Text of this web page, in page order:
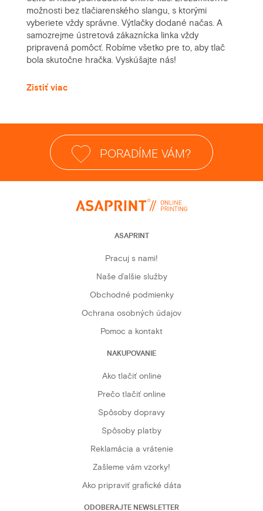
možnosti bez tlačiarenského slangu, s ktorými
vyberiete vždy správne. Výtlačky dodané načas. A
samozrejme ústretová zákaznícka linka vždy
pripravená pomôcť. Robíme všetko pre to, aby tlač
bola skutočne hračka. Vyskúšajte nás!
Zistiť viac
PORADÍME VÁM?
ASAPRINT
Pracuj s nami!
Naše ďalšie služby
Obchodné podmienky
Ochrana osobných údajov
Pomoc a kontakt
NAKUPOVANIE
Ako tlačiť online
Prečo tlačiť online
Spôsoby dopravy
Spôsoby platby
Reklamácia a vrátenie
Zašleme vám vzorky!
Ako pripraviť grafické dáta
ODOBERAJTE NEWSLETTER